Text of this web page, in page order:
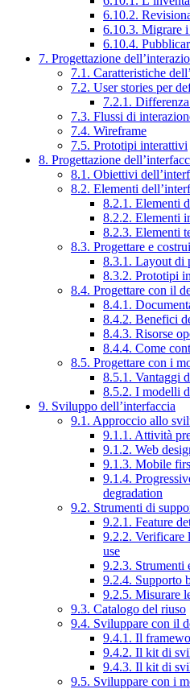
6.10.2.
6.10.3. Migrare
6.10.4.
7. Progettazione
7.1. Caratteristiche
7.2. User stories per
7.2.1.
7.3. Flussi di
7.4. Wireframe
7.5. Prototipi interattivi
8. Progettazione
8.1. Obiettivi
8.2. Elementi
8.2.1. Elementi
8.2.2. Elementi
8.2.3. Elementi
8.3. Progettare e
8.3.1. Layout di
8.3.2. Prototipi
8.4. Progettare con il
8.4.1.
8.4.2. Benefici
8.4.3. Risorse
8.4.4. Come
8.5. Progettare con i
8.5.1. Vantaggi
8.5.2. I modelli
9. Sviluppo dell’interfaccia
9.1. Approccio allo
9.1.1. Attività
9.1.2. Web
9.1.3. Mobile
9.1.4.
degradation
9.2. Strumenti di
9.2.1. Feature
9.2.2. Verificare
use
9.2.3. Strumenti
9.2.4. Supporto
9.2.5. Misurare
9.3. Catalogo del riuso
9.4. Sviluppare con il
9.4.1. Il
9.4.2. Il kit di
9.4.3. Il kit di
9.5. Sviluppare con i